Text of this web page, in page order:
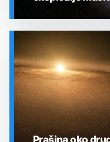
SVEMIR
Prašina oko